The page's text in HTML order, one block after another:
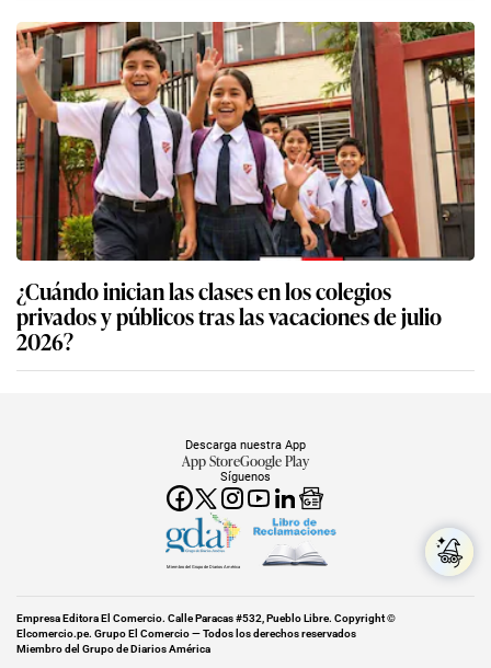
¿Cuándo inician las clases en los colegios
privados y públicos tras las vacaciones de julio
2026?
Síguenos
Descarga nuestra App
App StoreGoogle Play
Miembro del Grupo de Diarios América
Empresa Editora El Comercio. Calle Paracas #532, Pueblo Libre. Copyright ©
Elcomercio.pe. Grupo El Comercio — Todos los derechos reservados
Miembro del Grupo de Diarios América